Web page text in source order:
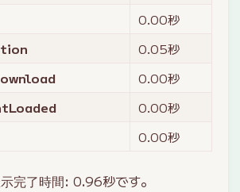
0.00秒
0.05秒
0.00秒
0.00秒
0.00秒
完了時間: 0.96秒です。